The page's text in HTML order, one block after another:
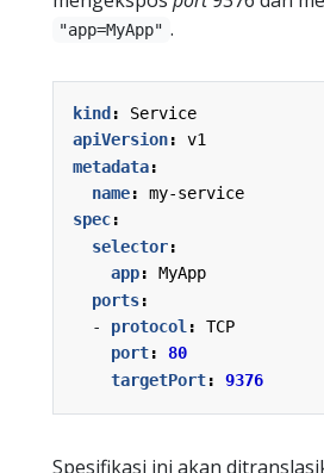
"app=MyApp" .
kind :
Service
apiVersion:
v1
metadata:
name:
my-service
spec:
selector:
app:
MyApp
ports:
- protocol :
TCP
port:
80
targetPort: 9376
Spesifikasi ini akan